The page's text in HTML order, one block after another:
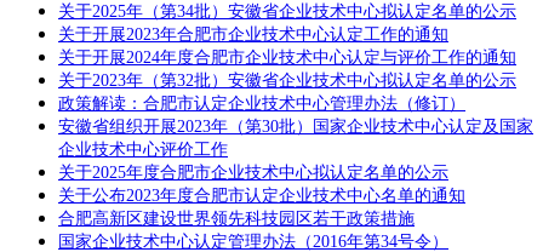
关于2025年（第34批）安徽省企业技术中心拟认定名单的公示
关于开展2023年合肥市企业技术中心认定工作的通知
关于开展2024年度合肥市企业技术中心认定与评价工作的通知
关于2023年（第32批）安徽省企业技术中心拟认定名单的公示
政策解读：合肥市认定企业技术中心管理办法（修订）
安徽省组织开展2023年（第30批）国家企业技术中心认定及国家
企业技术中心评价工作
关于2025年度合肥市企业技术中心拟认定名单的公示
关于公布2023年度合肥市认定企业技术中心名单的通知
合肥高新区建设世界领先科技园区若干政策措施
国家企业技术中心认定管理办法（2016年第34号令）